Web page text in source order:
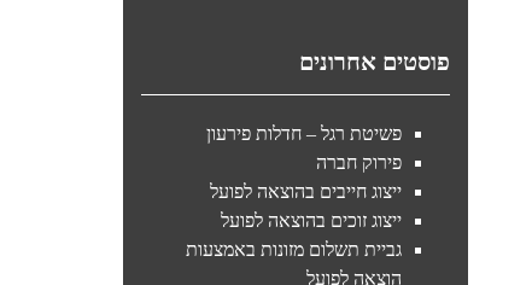
פוסטים אחרונים
פשיטת רגל – חדלות פירעון
פירוק חברה
ייצוג חייבים בהוצאה לפועל
ייצוג זוכים בהוצאה לפועל
גביית תשלום מזונות באמצעות
הוצאה לפועל